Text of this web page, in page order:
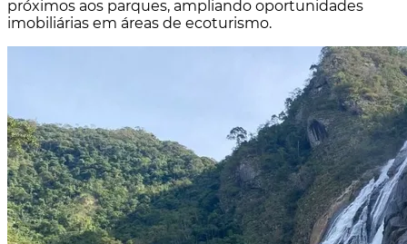
próximos aos parques, ampliando oportunidades
imobiliárias em áreas de ecoturismo.